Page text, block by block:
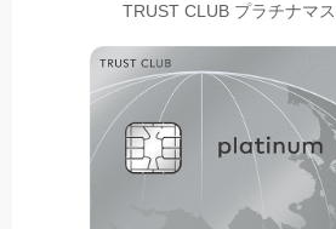
TRUST CLUB プラチナマ